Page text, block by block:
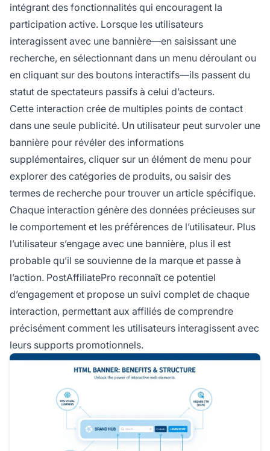
intégrant des fonctionnalités qui encouragent la
participation active. Lorsque les utilisateurs
interagissent avec une bannière—en saisissant une
recherche, en sélectionnant dans un menu déroulant ou
en cliquant sur des boutons interactifs—ils passent du
statut de spectateurs passifs à celui d’acteurs.
Cette interaction crée de multiples points de contact
dans une seule publicité. Un utilisateur peut survoler une
bannière pour révéler des informations
supplémentaires, cliquer sur un élément de menu pour
explorer des catégories de produits, ou saisir des
termes de recherche pour trouver un article spécifique.
Chaque interaction génère des données précieuses sur
le comportement et les préférences de l’utilisateur. Plus
l’utilisateur s’engage avec une bannière, plus il est
probable qu’il se souvienne de la marque et passe à
l’action. PostAffiliatePro reconnaît ce potentiel
d’engagement et propose un suivi complet de chaque
interaction, permettant aux affiliés de comprendre
précisément comment les utilisateurs interagissent avec
leurs supports promotionnels.